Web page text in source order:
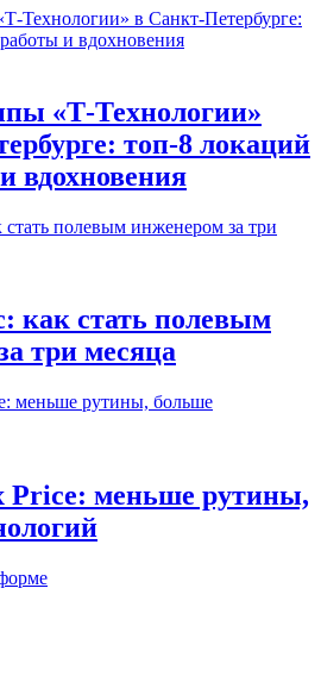
«Т-Технологии»
топ-8 локаций
вдохновения
как стать полевым
три месяца
Price: меньше рутины,